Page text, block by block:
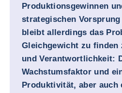
Produktionsgewinnen
strategischen
bleibt allerdings das
Gleichgewicht zu finden
und Verantwortlichkeit:
Wachstumsfaktor und
Produktivität, aber auch